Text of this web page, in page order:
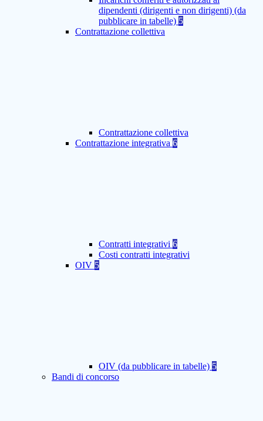
dipendenti (dirigenti e non dirigenti) (da
pubblicare in tabelle) 5
Contrattazione collettiva
Contrattazione collettiva
Contrattazione integrativa 6
Contratti integrativi 6
Costi contratti integrativi
OIV 5
OIV (da pubblicare in tabelle) 5
Bandi di concorso